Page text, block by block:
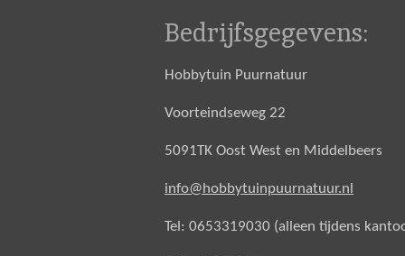
Bedrijfsgegevens:
Hobbytuin Puurnatuur
Voorteindseweg 22
5091TK Oost West en Middelbeers
info@hobbytuinpuurnatuur.nl
Tel: 0653319030 (alleen tijdens